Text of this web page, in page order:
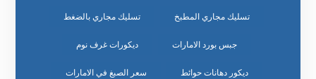
تسليك مجاري المطبخ تسليك مجاري بالضغط
جبس بورد الامارات ديكورات غرف نوم
ديكور دهانات حوائط سعر الصبغ في الامارات